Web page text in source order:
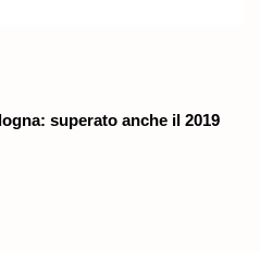
superato anche il 2019